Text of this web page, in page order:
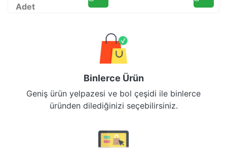
Adet
Binlerce Ürün
Geniş ürün yelpazesi ve bol çeşidi ile binlerce
üründen dilediğinizi seçebilirsiniz.